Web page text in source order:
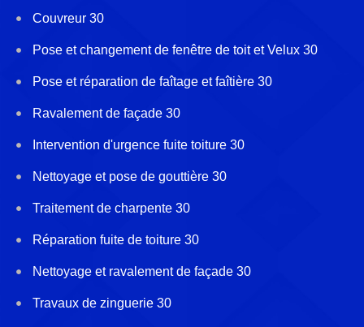
Couvreur 30
Pose et changement de fenêtre de toit et Velux 30
Pose et réparation de faîtage et faîtière 30
Ravalement de façade 30
Intervention d'urgence fuite toiture 30
Nettoyage et pose de gouttière 30
Traitement de charpente 30
Réparation fuite de toiture 30
Nettoyage et ravalement de façade 30
Travaux de zinguerie 30